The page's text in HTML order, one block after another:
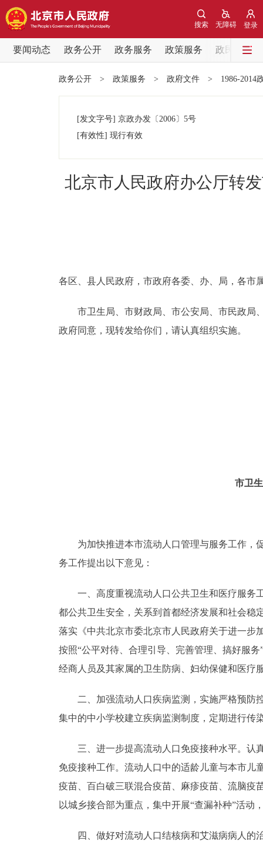
登录
无障碍
搜索
要闻动态 政务公开 政务服务 政策服务
政民互动
党中央精神
政务服务
走进北京
绿色北京
ENGLISH
ESPAÑOL
政务公开 > 政策服务 > 政府文件 > 1986-2014
[发文字号] 京政办发 〔2006〕 5号
[有效性] 现行有效
北京市人民政府办公厅转
各区、县人民政府，市政府各委、办、局，各市
市卫生局、市财政局、市公安局、市民政局、
政府同意，现转发给你们，请认真组织实施。
市卫
为加快推进本市流动人口管理与服务工作，促
务工作提出以下意见：
一、高度重视流动人口公共卫生和医疗服务工
都公共卫生安全，关系到首都经济发展和社会稳
落实《中共北京市委北京市人民政府关于进一步
按照“公平对待、合理引导、完善管理、搞好服
经商人员及其家属的卫生防病、妇幼保健和医疗
二、加强流动人口疾病监测，实施严格预防控
集中的中小学校建立疾病监测制度，定期进行传
三、进一步提高流动人口免疫接种水平。认真
免疫接种工作。流动人口中的适龄儿童与本市儿
疫苗、百白破三联混合疫苗、麻疹疫苗、流脑疫
以城乡接合部为重点，集中开展“查漏补种”活
四、做好对流动人口结核病和艾滋病病人的治